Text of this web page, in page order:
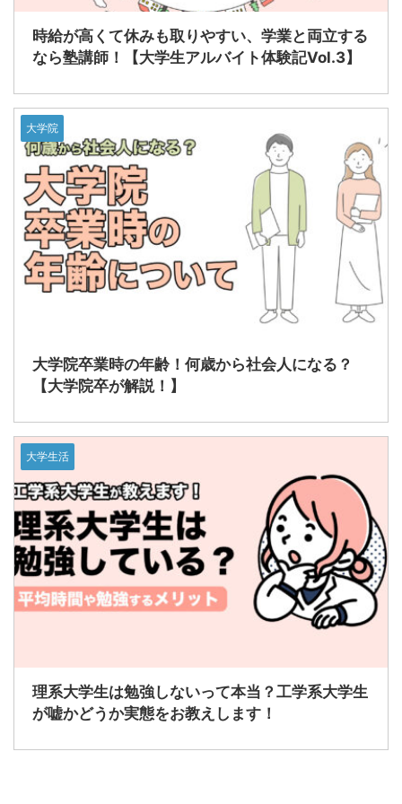
時給が高くて休みも取りやすい、学業と両立する
なら塾講師！【大学生アルバイト体験記Vol.3】
大学院
大学院卒業時の年齢！何歳から社会人になる？
【大学院卒が解説！】
大学生活
理系大学生は勉強しないって本当？工学系大学生
が嘘かどうか実態をお教えします！